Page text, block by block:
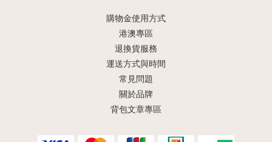
購物金使用方式
港澳專區
退換貨服務
運送方式與時間
常見問題
關於品牌
背包文章專區